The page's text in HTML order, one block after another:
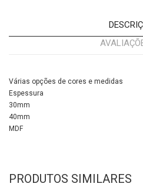
Várias opções de cores e medidas
Espessura
30mm
40mm
MDF
PRODUTOS SIMILARES